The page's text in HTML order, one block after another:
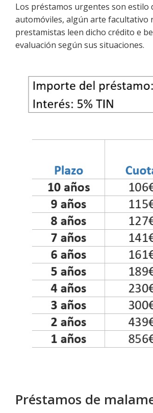
Los préstamos urgentes son estilo
automóviles, algún arte facultativo
prestamistas leen dicho crédito e
evaluación según sus situaciones.
Préstamos de